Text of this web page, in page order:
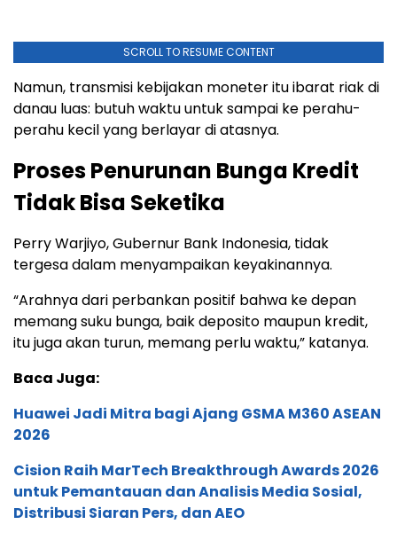
SCROLL TO RESUME CONTENT
Namun, transmisi kebijakan moneter itu ibarat riak di
danau luas: butuh waktu untuk sampai ke perahu-
perahu kecil yang berlayar di atasnya.
Proses Penurunan Bunga Kredit
Tidak Bisa Seketika
Perry Warjiyo, Gubernur Bank Indonesia, tidak
tergesa dalam menyampaikan keyakinannya.
“Arahnya dari perbankan positif bahwa ke depan
memang suku bunga, baik deposito maupun kredit,
itu juga akan turun, memang perlu waktu,” katanya.
Baca Juga:
Huawei Jadi Mitra bagi Ajang GSMA M360 ASEAN
2026
Cision Raih MarTech Breakthrough Awards 2026
untuk Pemantauan dan Analisis Media Sosial,
Distribusi Siaran Pers, dan AEO